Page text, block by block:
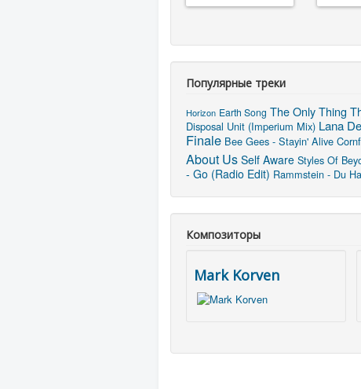
Популярные треки
Horizon Earth Song The Only Thing
Disposal Unit (Imperium Mix) Lana
Finale Bee Gees - Stayin' Alive
About Us Self Aware Styles Of
- Go (Radio Edit) Rammstein - Du
Композиторы
Mark Korven